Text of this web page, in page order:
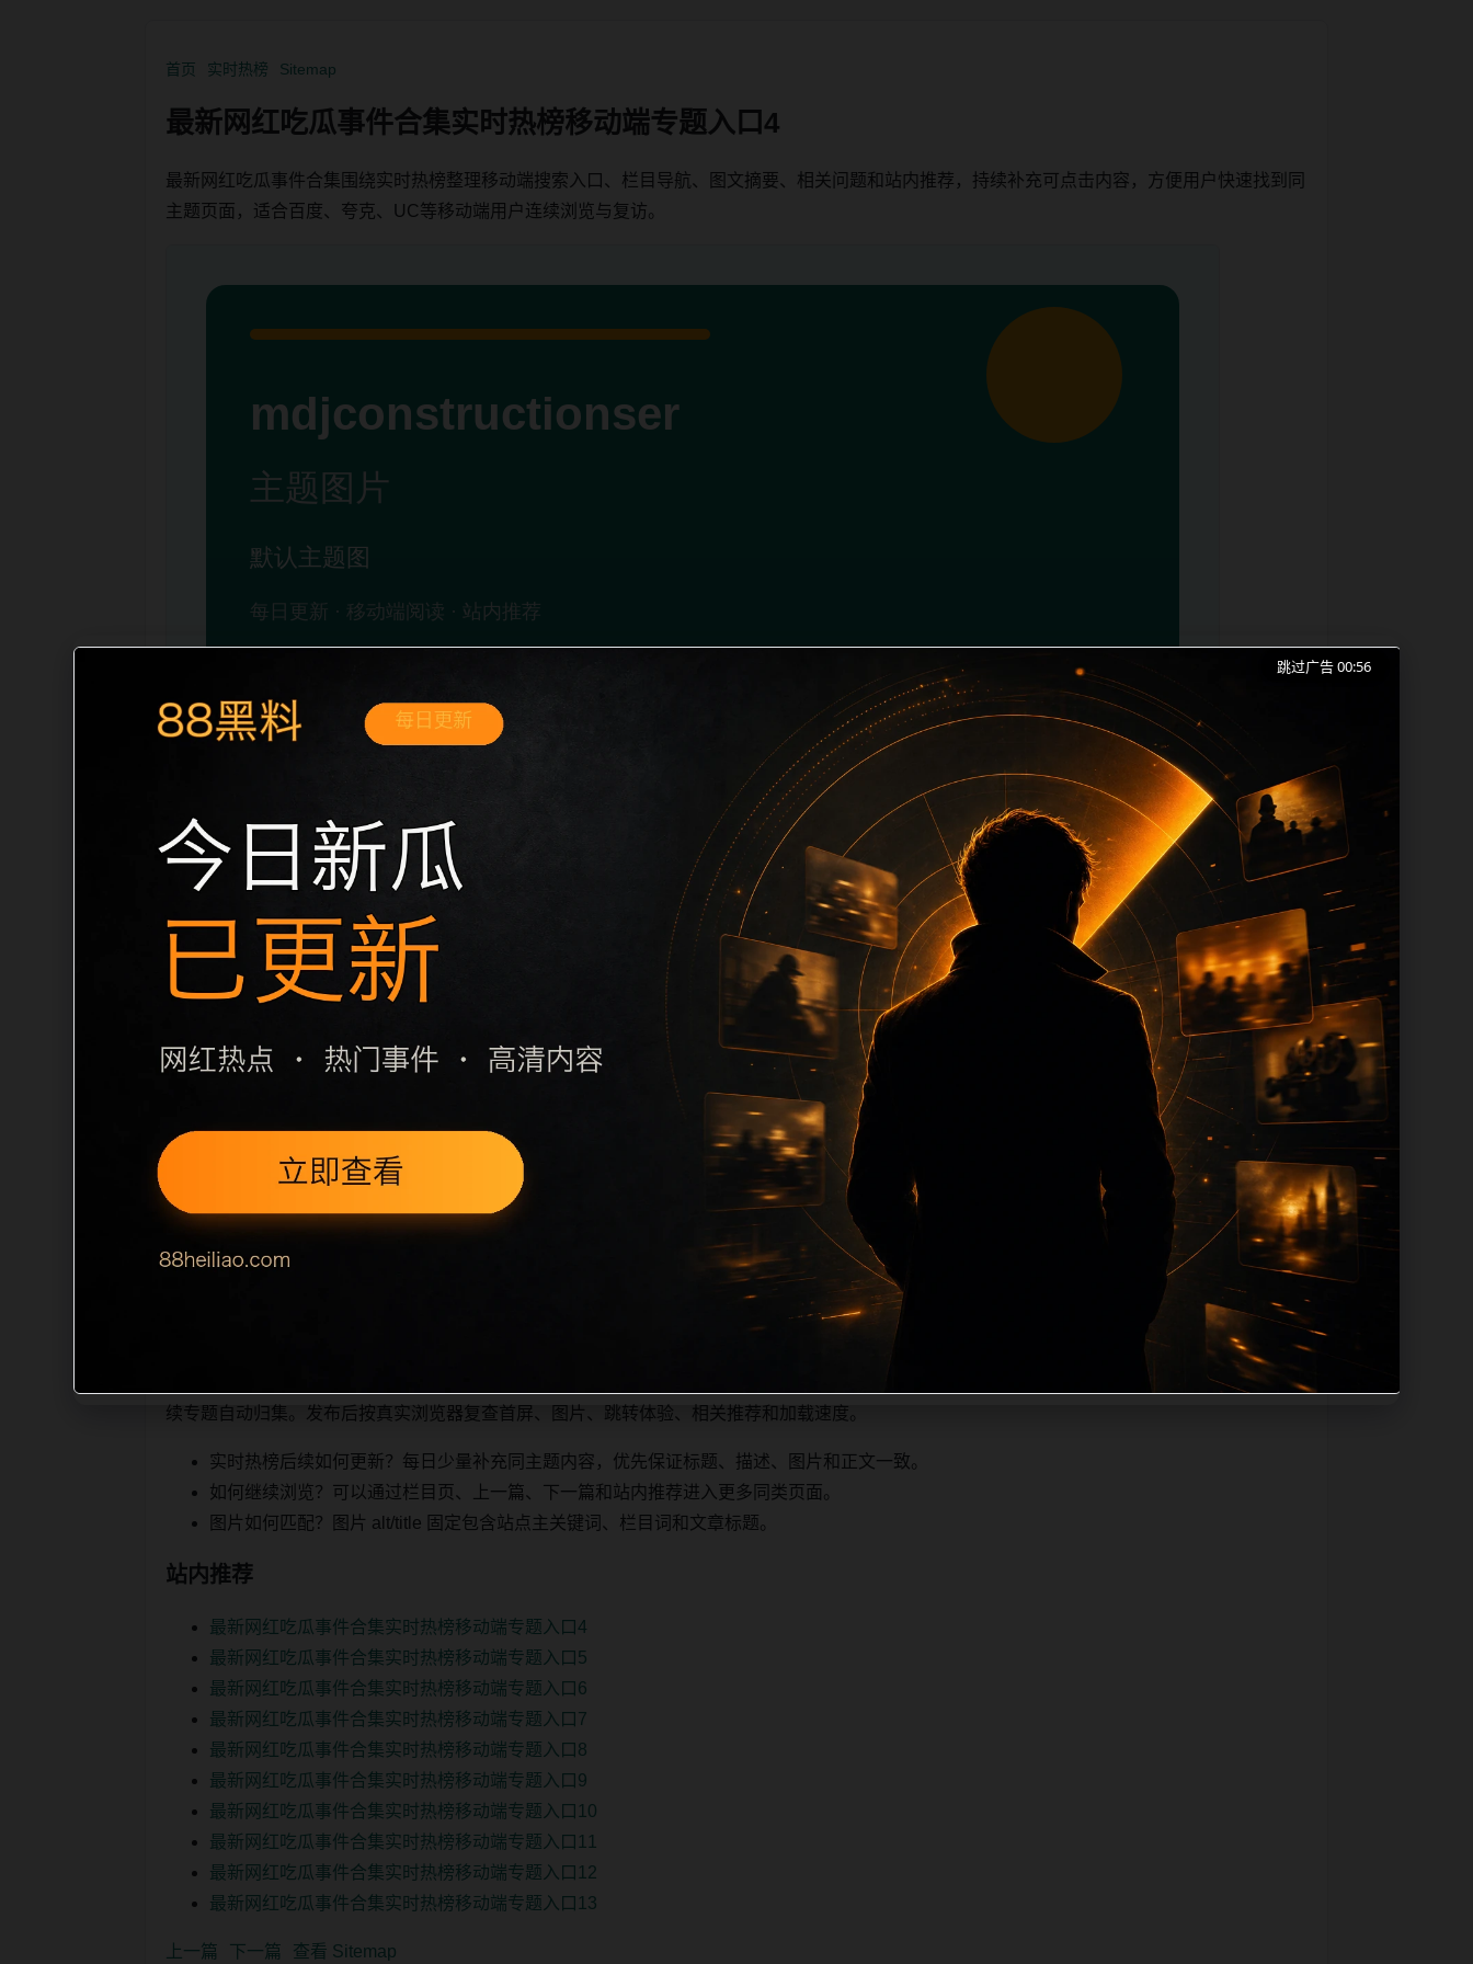
首页 实时热榜 Sitemap
最新网红吃瓜事件合集实时热榜移动端专题入口4
最新网红吃瓜事件合集围绕实时热榜整理移动端搜索入口、栏目导航、图文摘要、相关问题和站内推荐，持续补充可点击内容，方便用户快速找到同
主题页面，适合百度、夸克、UC等移动端用户连续浏览与复访。
最新网红吃瓜事件合集实时热榜移动端专题入口4面向移动端用户的连续浏览场景整理，核心围绕最新网红吃瓜事件合集、实时热榜和同类长尾需求
展开。页面先给出清晰主题，再把相关入口、同类推荐和上下文说明放在同一层级，减少用户来回搜索的成本。内容更新时优先保留真实可点击入
口、稳定标题、明确描述和本地主题图，避免只堆关键词而没有可读信息。第4篇内容用于补齐栏目深度，同时帮助 sitemap、栏目页、首页推荐形
成更自然的内链关系。图片说明统一绑定站点主关键词、栏目词和文章标题，让搜索引擎能够从标题、正文、图片 alt、title 之
栏目内容归集
间识别一致主题。后续每日采集时，建议继续执行远程图片本地化、坏图默认图兜底、标题去重和 description 长度过滤。如果同一主题下有多个相
近页面，应通过不同角度补充事件背景、访问场景、相关问题或专题入口，降低站群页面之间的重复感。页面底部保留同类推荐、上一篇下一篇和
sitemap 入口，保证重要页面点击深度尽量控制在三次以内。正文维护时可按用户搜索路径补充三类信息：入口是否稳定、同栏目还有哪些可继续阅
读、移动端打开时图片和摘要是否一致。每次新增内容后同步检查标题、description、canonical、主题图、alt、title和推荐链接，确保页面既能被搜
索引擎理解，也能让真实用户
顺着栏目继续浏览。同站连续更新时避免重复标题和重复首段，优先补充不同关键词、不同栏目词和不同问题角度。栏目页则保留清晰入口，方便后
续专题自动归集。发布后按真实浏览器复查首屏、图片、跳转体验、相关推荐和加载速度。
实时热榜后续如何更新？每日少量补充同主题内容，优先保证标题、描述、图片和正文一致。
如何继续浏览？可以通过栏目页、上一篇、下一篇和站内推荐进入更多同类页面。
图片如何匹配？图片 alt/title 固定包含站点主关键词、栏目词和文章标题。
站内推荐
最新网红吃瓜事件合集实时热榜移动端专题入口4
最新网红吃瓜事件合集实时热榜移动端专题入口5
最新网红吃瓜事件合集实时热榜移动端专题入口6
最新网红吃瓜事件合集实时热榜移动端专题入口7
最新网红吃瓜事件合集实时热榜移动端专题入口8
最新网红吃瓜事件合集实时热榜移动端专题入口9
最新网红吃瓜事件合集实时热榜移动端专题入口10
最新网红吃瓜事件合集实时热榜移动端专题入口11
最新网红吃瓜事件合集实时热榜移动端专题入口12
最新网红吃瓜事件合集实时热榜移动端专题入口13
上一篇 下一篇 查看 Sitemap
跳过广告 00:55